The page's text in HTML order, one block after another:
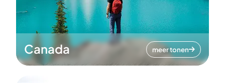
Canada meer tonen